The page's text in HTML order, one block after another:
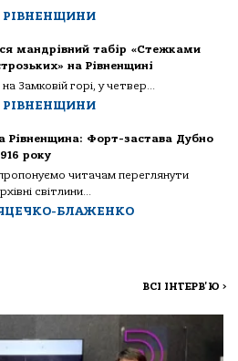
РІВНЕНЩИНИ
мандрівний табір «Стежками
на Рівненщині
Замковій горі, у четвер...
РІВНЕНЩИНИ
Рівненщина: Форт-застава Дубно
року
читачам переглянути
світлини...
БЛАЖЕНКО
ВСІ ІНТЕРВ'Ю >